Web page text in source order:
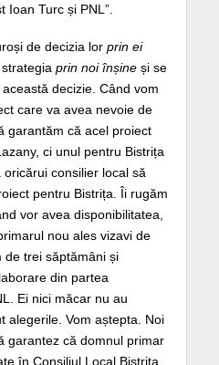
Turc și PNL”.
de decizia lor prin ei
prin noi înșine și se
decizie. Când vom
care va avea nevoie de
garantăm că acel proiect
ci unul pentru Bistrița
consilier local să
pentru Bistrița. Îi rugăm
vor avea disponibilitatea,
nou ales vizavi de
de trei săptămâni și
din partea
Ei nici măcar nu au
alegerile. Vom aștepta. Noi
garantez că domnul primar
în Consiliul Local Bistrița.